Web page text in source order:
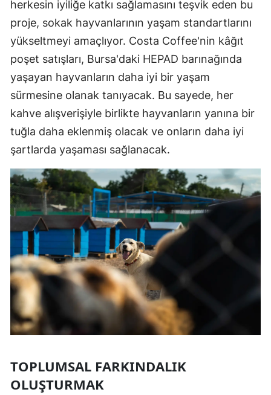
herkesin iyiliğe katkı sağlamasını teşvik eden bu
proje, sokak hayvanlarının yaşam standartlarını
yükseltmeyi amaçlıyor. Costa Coffee'nin kâğıt
poşet satışları, Bursa'daki HEPAD barınağında
yaşayan hayvanların daha iyi bir yaşam
sürmesine olanak tanıyacak. Bu sayede, her
kahve alışverişiyle birlikte hayvanların yanına bir
tuğla daha eklenmiş olacak ve onların daha iyi
şartlarda yaşaması sağlanacak.
TOPLUMSAL FARKINDALIK
OLUŞTURMAK